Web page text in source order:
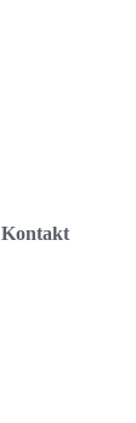
Kontakt